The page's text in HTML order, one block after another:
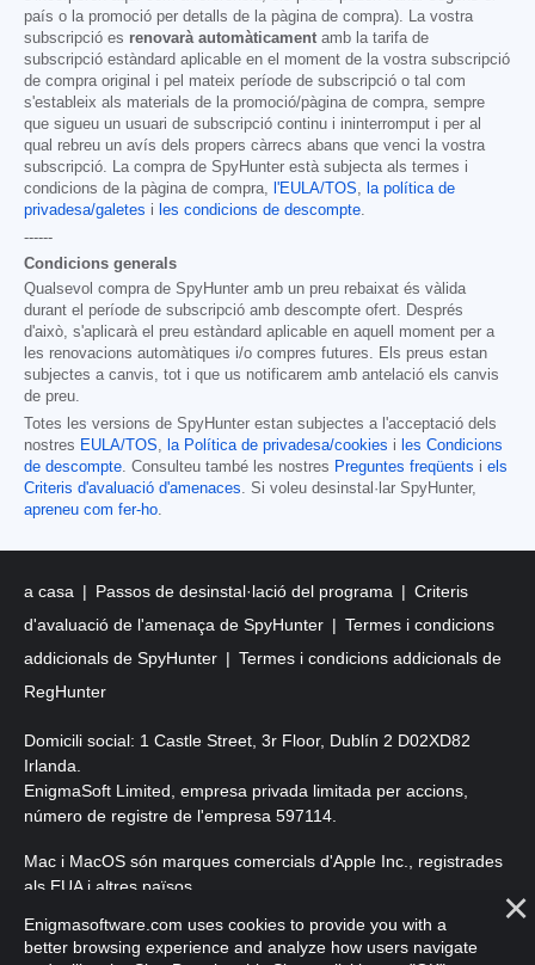
país o la promoció per detalls de la pàgina de compra). La vostra
subscripció es renovarà automàticament amb la tarifa de
subscripció estàndard aplicable en el moment de la vostra subscripció
de compra original i pel mateix període de subscripció o tal com
s'estableix als materials de la promoció/pàgina de compra, sempre
que sigueu un usuari de subscripció continu i ininterromput i per al
qual rebreu un avís dels propers càrrecs abans que venci la vostra
subscripció. La compra de SpyHunter està subjecta als termes i
condicions de la pàgina de compra, l'EULA/TOS, la política de
privadesa/galetes i les condicions de descompte.
------
Condicions generals
Qualsevol compra de SpyHunter amb un preu rebaixat és vàlida
durant el període de subscripció amb descompte ofert. Després
d'això, s'aplicarà el preu estàndard aplicable en aquell moment per a
les renovacions automàtiques i/o compres futures. Els preus estan
subjectes a canvis, tot i que us notificarem amb antelació els canvis
de preu.
Totes les versions de SpyHunter estan subjectes a l'acceptació dels
nostres EULA/TOS, la Política de privadesa/cookies i les Condicions
de descompte. Consulteu també les nostres Preguntes freqüents i els
Criteris d'avaluació d'amenaces. Si voleu desinstal·lar SpyHunter,
apreneu com fer-ho.
a casa Passos de desinstal·lació del programa
Criteris
d'avaluació de l'amenaça de SpyHunter
Termes i condicions
addicionals de SpyHunter
Termes i condicions addicionals de
RegHunter
Domicili social: 1 Castle Street, 3r Floor, Dublín 2 D02XD82
Irlanda.
EnigmaSoft Limited, empresa privada limitada per accions,
número de registre de l'empresa 597114.
Mac i MacOS són marques comercials d'Apple Inc., registrades
als EUA i altres països.
Copyright 2016-2026 . EnigmaSoft Ltd. Tots els drets reservats.
Enigmasoftware.com uses cookies to provide you with a
better browsing experience and analyze how users navigate